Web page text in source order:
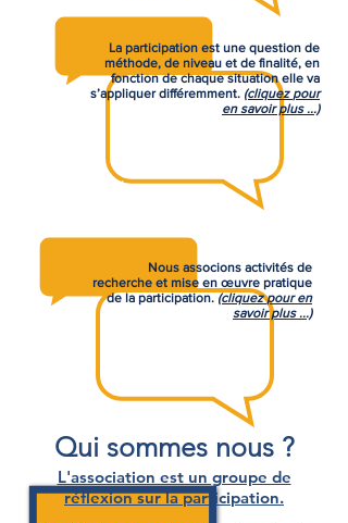
La participation est une question de
méthode, de niveau et de finalité, en
fonction de chaque situation elle va
s’appliquer différemment. (cliquez pour
en savoir plus ...)
Comment fonctionne
Nous associons activités de
recherche et mise en œuvre pratique
de la participation. (cliquezpour en
savoir plus ...)
Qui sommes nous ?
L'association est un groupe de
réflexion sur la participation.